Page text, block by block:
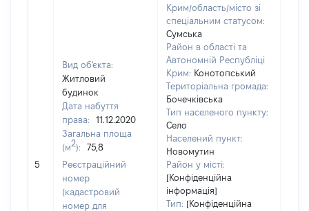
5
Вид об'єкта:
Житловий
будинок
Дата набуття
права:
11.12.2020
Загальна площа
(м2):
75,8
Реєстраційний
номер
(кадастровий
номер для
Крим/область/місто зі
спеціальним статусом:
Сумська
Район в області та
Автономній Республіці
Крим: Конотопський
Територіальна громада:
Бочечківська
Тип населеного пункту:
Село
Населений пункт:
Новомутин
Район у місті:
[Конфіденційна
інформація]
Тип: [Конфіденційна